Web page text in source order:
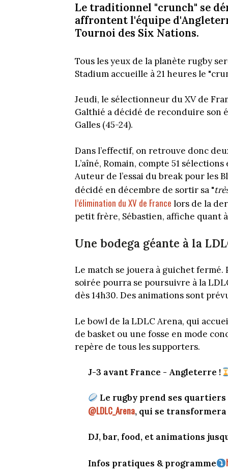
Le traditionnel "crunch" se
affrontent l'équipe
Tournoi des Six Nations.
Tous les yeux de la planète rugby
Stadium accueille à 21 heures le
Jeudi, le sélectionneur du XV de
Galthié a décidé de reconduire son
Galles (45-24).
Dans l’effectif, on retrouve donc
L’aîné, Romain, compte 51
Auteur de l’essai du break pour les
décidé en décembre de sortir sa "
l’élimination du XV de France lors de la
petit frère, Sébastien, affiche quant
Une bodega géante à la
Le match se jouera à guichet
soirée pourra se poursuivre à la
dès 14h30. Des animations sont
Le bowl de la LDLC Arena, qui
de basket ou une fosse en mode
repère de tous les supporters.
J-3 avant France - Angleterre !
Le rugby prend ses quartiers
@LDLC_Arena, qui se transformera
DJ, bar, food, et animations
Infos pratiques & programme